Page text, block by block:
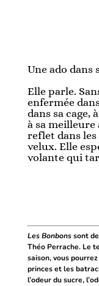
Une ado dans
Elle parle.
enfermée
dans sa cage,
à sa meilleure
reflet dans les
velux. Elle
volante qui
Les Bonbonssont
Théo Perrache. Le
saison, vous
princes et les
l’odeur du sucre,